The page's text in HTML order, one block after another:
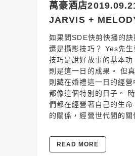
萬豪酒店
JARVIS +
如果問SDE快剪快播的
還是攝影技巧？ Yes先
技巧是說好故事的基本
則是這一日的成果。 但
則藏在婚禮這一日的經營
都像這個特別的日子。
們都在經營著自己的生命
的關係，經營世代間的關
READ MORE